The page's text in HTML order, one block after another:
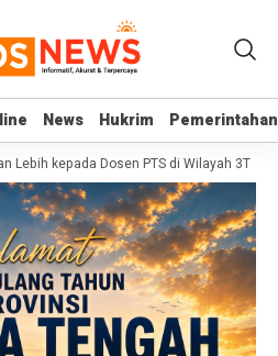
News Hukrim Pemerintahan
News Hukrim Pemerintahan
kepada Dosen PTS di Wilayah 3T